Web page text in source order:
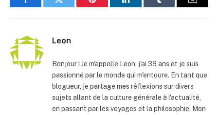
FacebookTwitter Pinterest LinkedInTumblr
E-
Leon
Bonjour ! Je m'appelle Leon, j'ai 36 ans et je suis
passionné par le monde qui m'entoure. En tant que
blogueur, je partage mes réflexions sur divers
sujets allant de la culture générale à l'actualité,
en passant par les voyages et la philosophie. Mon